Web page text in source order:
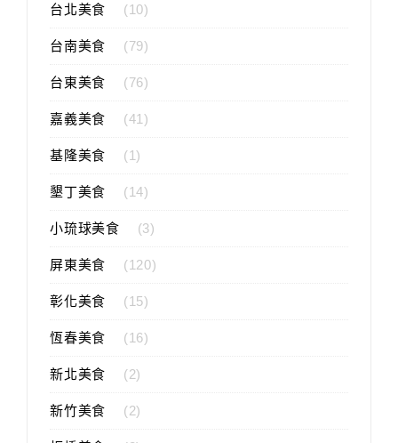
台北美食 (10)
台南美食 (79)
台東美食 (76)
嘉義美食 (41)
基隆美食 (1)
墾丁美食 (14)
小琉球美食 (3)
屏東美食 (120)
彰化美食 (15)
恆春美食 (16)
新北美食 (2)
新竹美食 (2)